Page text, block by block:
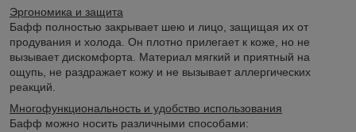
Эргономика и защита
Бафф полностью закрывает шею и лицо, защищая их от
продувания и холода. Он плотно прилегает к коже, но не
вызывает дискомфорта. Материал мягкий и приятный на
ощупь, не раздражает кожу и не вызывает аллергических
реакций.
Многофункциональность и удобство использования
Бафф можно носить различными способами: